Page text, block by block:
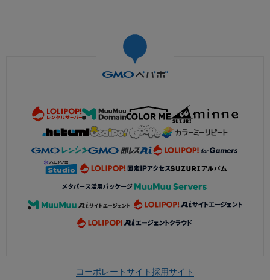
コーポレートサイト採用サイト